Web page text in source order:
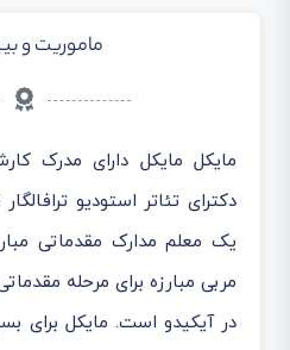
ماموریت و
مایکل مایکل دارای مدرک
دکترای تئاتر استودیو
مربی مبارزه برای مرحله
در آیکیدو است. مایکل برای